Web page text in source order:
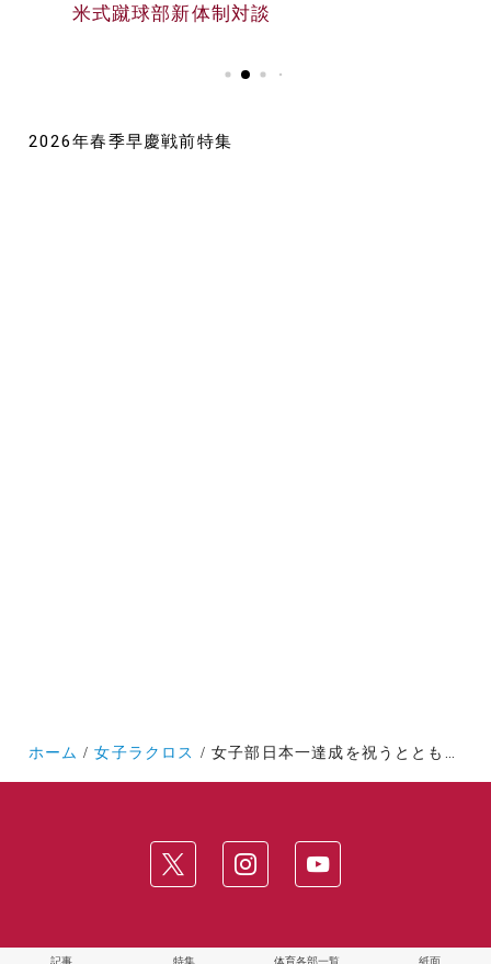
早大野球部選手名鑑
米式蹴球部新体制対談
早大野球部選手名鑑
2026年春季早慶戦前特集
ホーム 女子ラクロス 女子部日本一達成を祝うとともに、37年にわたる部長の功績を称える
記事 特集 体育各部一覧 紙面